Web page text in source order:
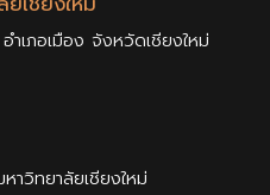
เภอเมือง จังหวัดเชียงใหม่
าวิทยาลัยเชียงใหม่